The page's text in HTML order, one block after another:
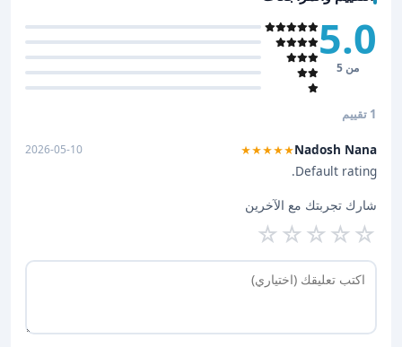
5.0
من 5
1 تقييم
Nadosh Nana
★★★★★
2026-05-10
Default rating.
شارك تجربتك مع الآخرين
☆
☆
☆
☆
☆